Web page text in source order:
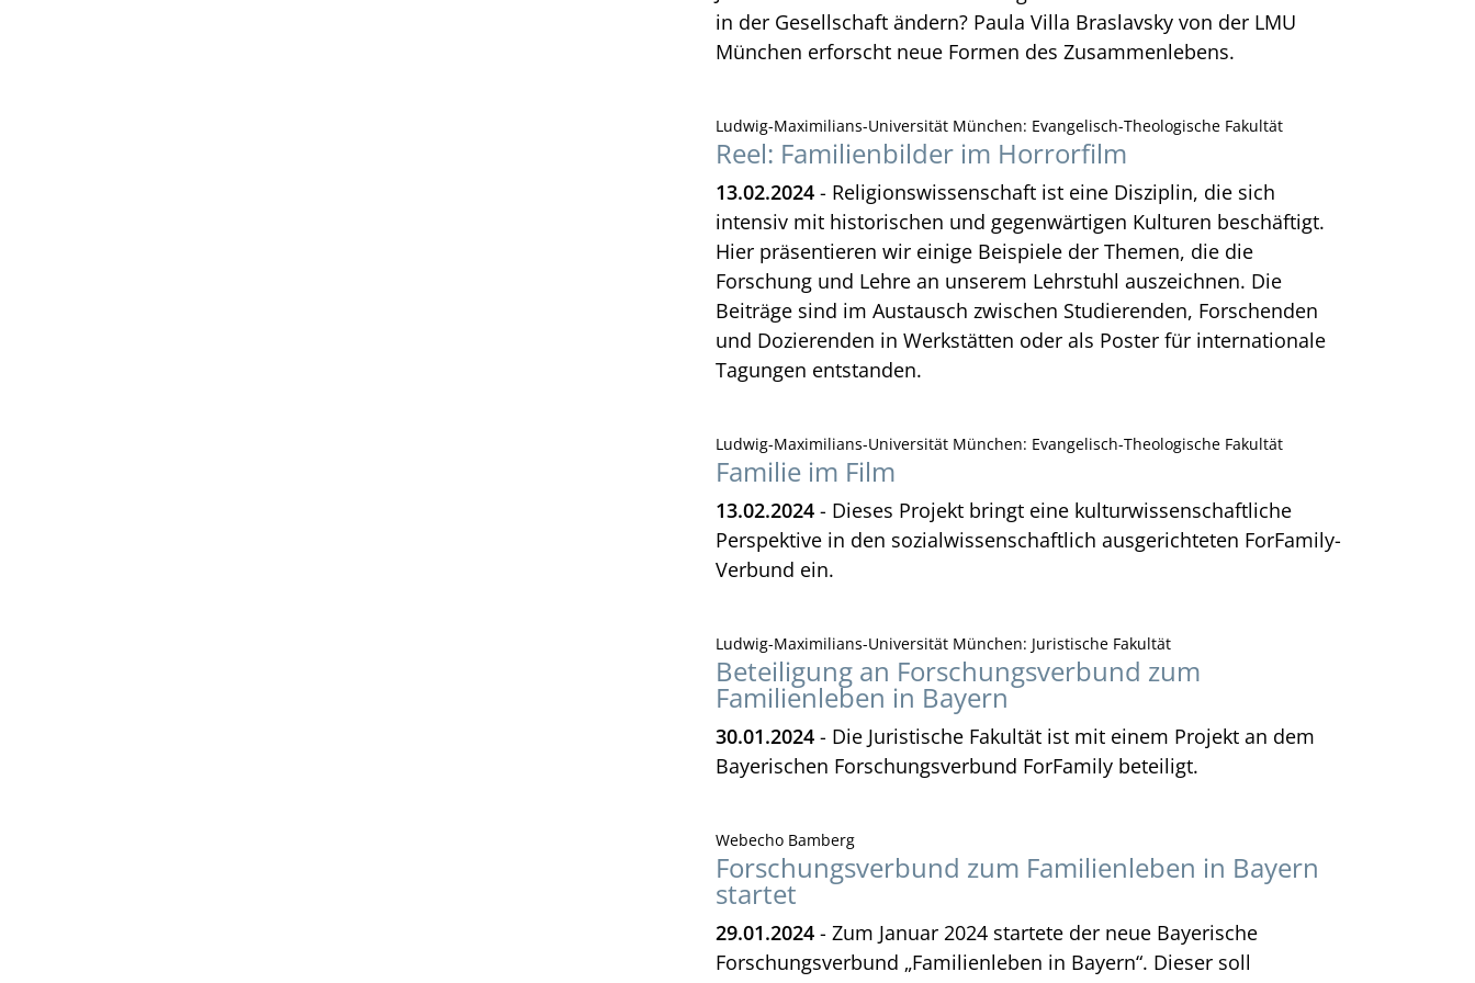
in der Gesellschaft ändern? Paula Villa Braslavsky von der LMU
München erforscht neue Formen des Zusammenlebens.
Ludwig-Maximilians-Universität München: Evangelisch-Theologische Fakultät
Reel: Familienbilder im Horrorfilm
13.02.2024 - Religionswissenschaft ist eine Disziplin, die sich
intensiv mit historischen und gegenwärtigen Kulturen beschäftigt.
Hier präsentieren wir einige Beispiele der Themen, die die
Forschung und Lehre an unserem Lehrstuhl auszeichnen. Die
Beiträge sind im Austausch zwischen Studierenden, Forschenden
und Dozierenden in Werkstätten oder als Poster für internationale
Tagungen entstanden.
Ludwig-Maximilians-Universität München: Evangelisch-Theologische Fakultät
Familie im Film
13.02.2024 - Dieses Projekt bringt eine kulturwissenschaftliche
Perspektive in den sozialwissenschaftlich ausgerichteten ForFamily-
Verbund ein.
Ludwig-Maximilians-Universität München: Juristische Fakultät
Beteiligung an Forschungsverbund zum
Familienleben in Bayern
30.01.2024 - Die Juristische Fakultät ist mit einem Projekt an dem
Bayerischen Forschungsverbund ForFamily beteiligt.
Webecho Bamberg
Forschungsverbund zum Familienleben in Bayern
startet
29.01.2024 - Zum Januar 2024 startete der neue Bayerische
Forschungsverbund „Familienleben in Bayern“. Dieser soll